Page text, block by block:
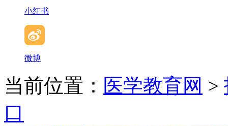
小红书
微博
当前位置： 医学教育网 >
口